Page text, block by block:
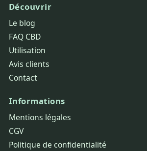
Découvrir
Le blog
FAQ CBD
Utilisation
Avis clients
Contact
Informations
Mentions légales
CGV
Politique de confidentialité